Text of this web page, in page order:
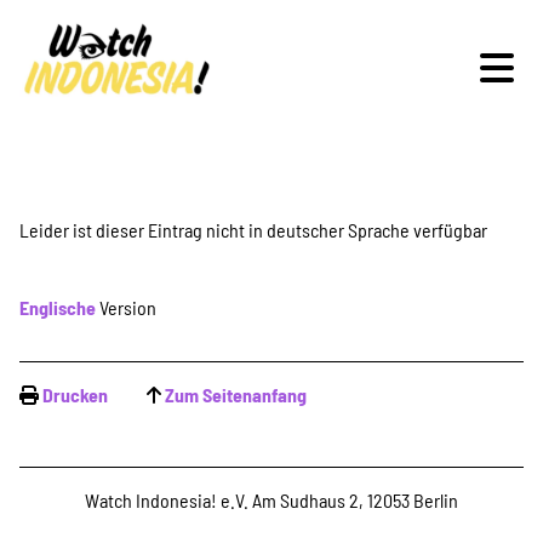
Schwerpunkte
Veranstaltungen
Leider ist dieser Eintrag nicht in deutscher Sprache verfügbar
EnglischeVersion
Drucken Zum Seitenanfang
Watch Indonesia! e.V. Am Sudhaus 2, 12053 Berlin